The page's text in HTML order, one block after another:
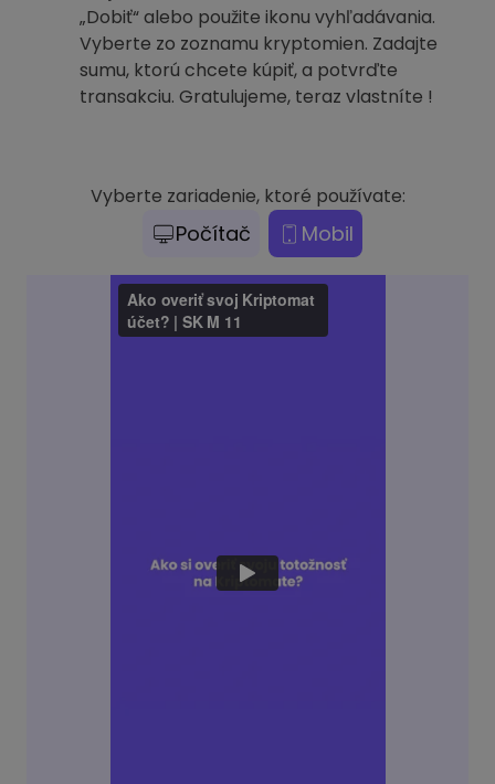
„Dobiť“ alebo použite ikonu vyhľadávania.
Vyberte zo zoznamu kryptomien. Zadajte
sumu, ktorú chcete kúpiť, a potvrďte
transakciu. Gratulujeme, teraz vlastníte !
Vyberte zariadenie, ktoré používate:
Počítač Mobil